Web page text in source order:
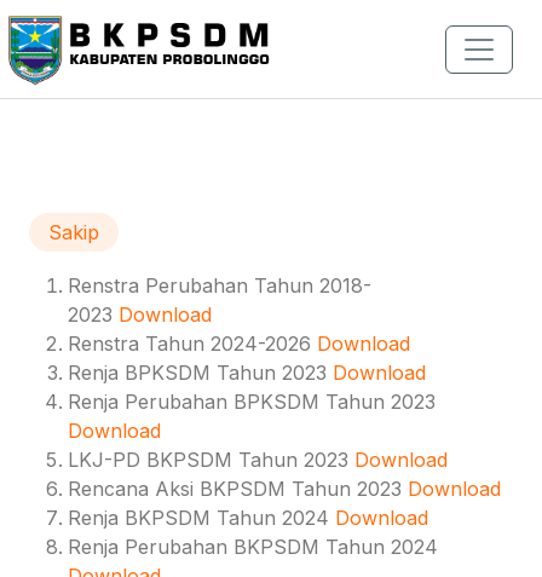
Sakip
Renstra Perubahan Tahun 2018-
2023 Download
Renstra Tahun 2024-2026 Download
Renja BPKSDM Tahun 2023 Download
Renja Perubahan BPKSDM Tahun 2023
Download
LKJ-PD BKPSDM Tahun 2023 Download
Rencana Aksi BKPSDM Tahun 2023 Download
Renja BKPSDM Tahun 2024 Download
Renja Perubahan BKPSDM Tahun 2024